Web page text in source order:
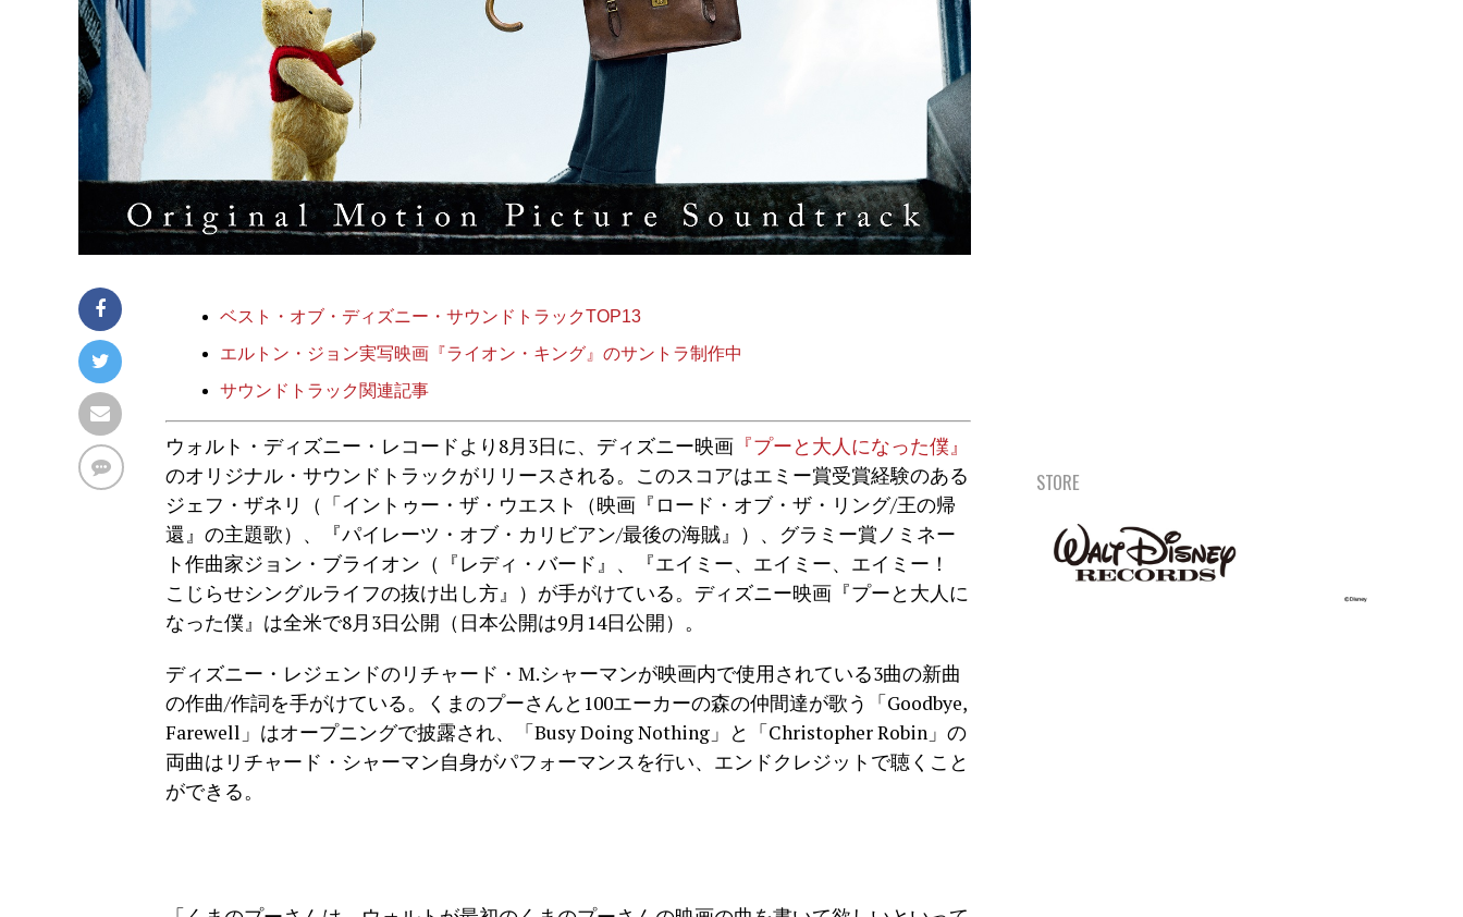
ベスト・オブ・ディズニー・サウンドトラックTOP13
エルトン・ジョン実写映画『ライオン・キング』のサントラ制作中
サウンドトラック関連記事
ウォルト・ディズニー・レコードより8月3日に、ディズニー映画 『プーと大人になった僕』
のオリジナル・サウンドトラックがリリースされる。このスコアはエミー賞受賞経験のある
ジェフ・ザネリ（「イントゥー・ザ・ウエスト（映画『ロード・オブ・ザ・リング/王の帰
還』の主題歌）、『パイレーツ・オブ・カリビアン/最後の海賊』）、グラミー賞ノミネー
ト作曲家ジョン・ブライオン（『レディ・バード』、『エイミー、エイミー、エイミー！
こじらせシングルライフの抜け出し方』）が手がけている。ディズニー映画『プーと大人に
なった僕』は全米で8月3日公開（日本公開は9月14日公開）。
ディズニー・レジェンドのリチャード・M.シャーマンが映画内で使用されている3曲の新曲
の作曲/作詞を手がけている。くまのプーさんと100エーカーの森の仲間達が歌う「Goodbye,
Farewell」はオープニングで披露され、「Busy Doing Nothing」と「Christopher Robin」の
両曲はリチャード・シャーマン自身がパフォーマンスを行い、エンドクレジットで聴くこと
ができる。
STORE